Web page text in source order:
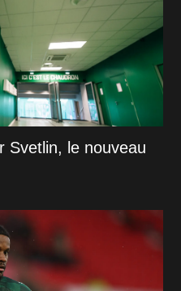
Svetlin, le nouveau